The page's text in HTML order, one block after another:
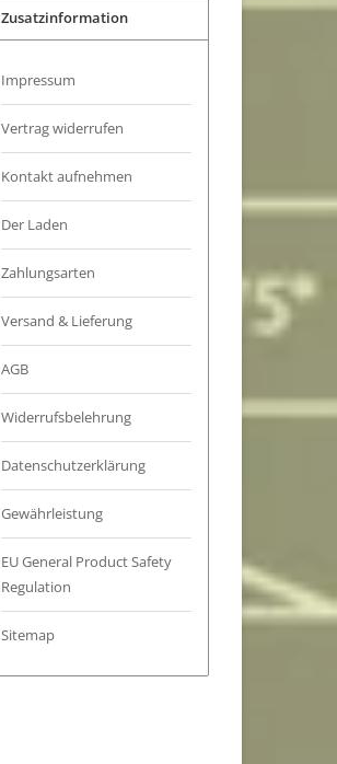
Zusatzinformation
Impressum
Vertrag widerrufen
Kontakt aufnehmen
Der Laden
Zahlungsarten
Versand & Lieferung
AGB
Widerrufsbelehrung
Datenschutzerklärung
Gewährleistung
EU General Product Safety
Regulation
Sitemap